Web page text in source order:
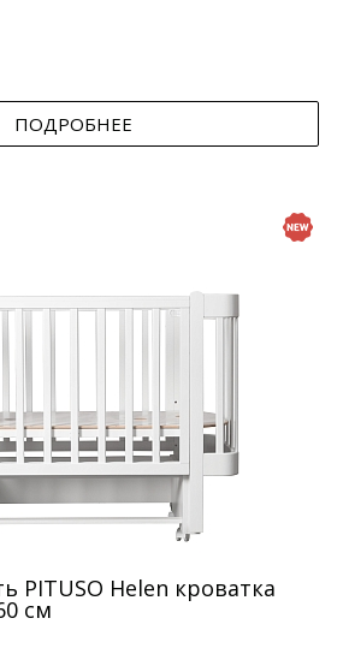
ПОДРОБНЕЕ
PITUSO Helen кроватка
см